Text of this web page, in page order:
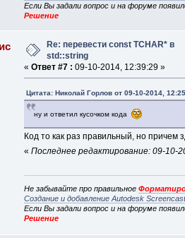
Если Вы задали вопрос и на форуме
Решение
Re: перевести const TCHAR* в
std::string
« Ответ #7 : 09-10-2014, 12:39:29 »
Цитата: Николай Горлов от 09-10-2014,
ну и ответил кусочком кода
Код то как раз правильный, но причем
« Последнее редактирование: 09-10-
Не забывайте про правильное
Создание и добавление Autodesk
Если Вы задали вопрос и на форуме
Решение